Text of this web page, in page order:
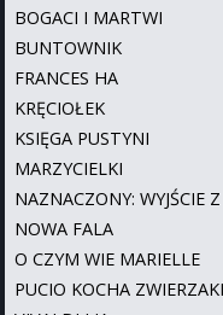
BOGACI I MARTWI
BUNTOWNIK
FRANCES HA
KRĘCIOŁEK
KSIĘGA PUSTYNI
MARZYCIELKI
NAZNACZONY: WYJŚCIE
NOWA FALA
O CZYM WIE MARIELLE
PUCIO KOCHA ZWIERZAKI